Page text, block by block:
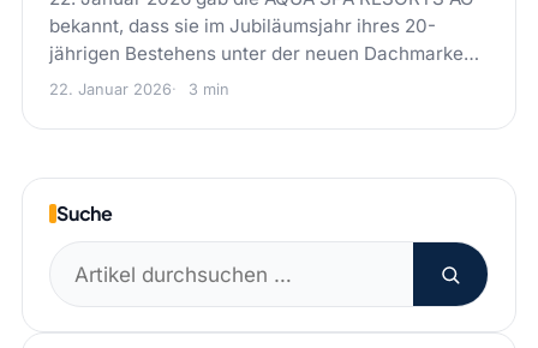
bekannt, dass sie im Jubiläumsjahr ihres 20-
jährigen Bestehens unter der neuen Dachmarke…
22. Januar 2026 3 min
Suche
Suchen
nach: